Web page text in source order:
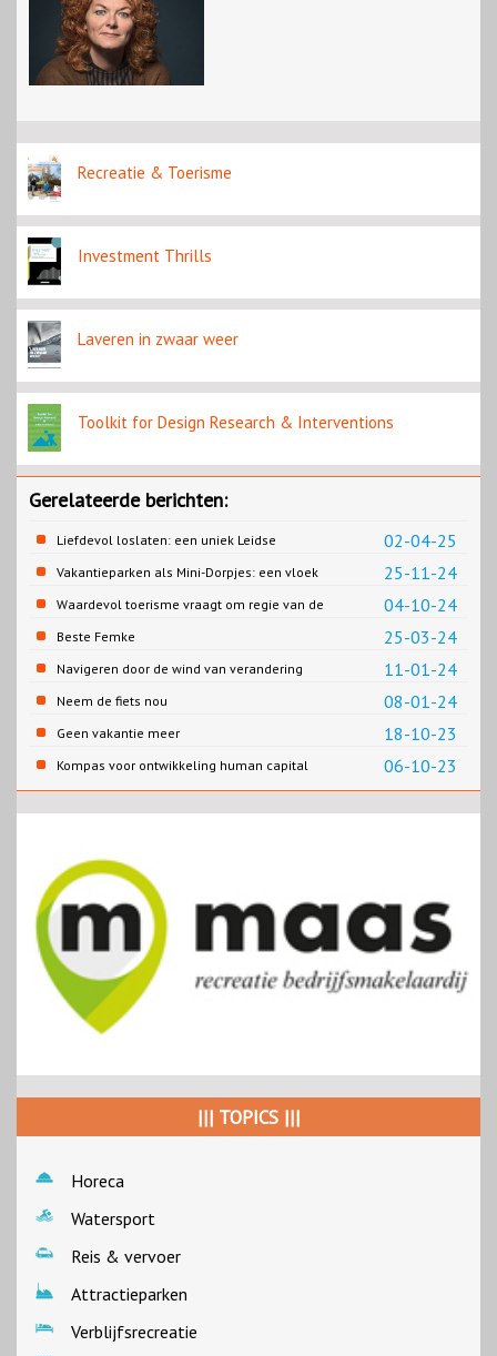
Recreatie & Toerisme
Investment Thrills
Laveren in zwaar weer
Toolkit for Design Research & Interventions
Gerelateerde berichten:
02-04-25
Liefdevol loslaten: een uniek Leidse
samenwerking
25-11-24
Vakantieparken als Mini-Dorpjes: een vloek
of een zegen?
04-10-24
Waardevol toerisme vraagt om regie van de
overheid
25-03-24
Beste Femke
11-01-24
Navigeren door de wind van verandering
08-01-24
Neem de fiets nou
18-10-23
Geen vakantie meer
06-10-23
Kompas voor ontwikkeling human capital
||| TOPICS |||
Horeca
Watersport
Reis & vervoer
Attractieparken
Verblijfsrecreatie